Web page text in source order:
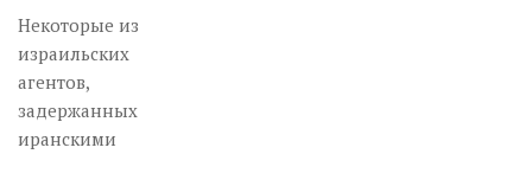
Некоторые из
израильских
агентов,
задержанных
иранскими